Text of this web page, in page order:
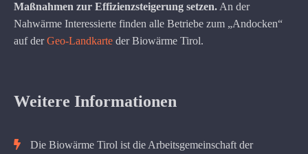
Maßnahmen zur Effizienzsteigerung setzen. An der
Nahwärme Interessierte finden alle Betriebe zum „Andocken“
auf derGeo-Landkarte der Biowärme Tirol.
Weitere Informationen
Die Biowärme Tirol ist die Arbeitsgemeinschaft der